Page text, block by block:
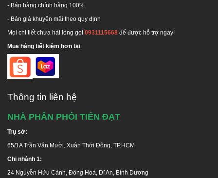
Hotline tư vấn:
- Bán hàng chính hãng 100%
- Bán giá khuyến mãi theo quy định
Mọi chi tiết chưa hài lòng gọi 0931115668 để được hỗ trợ ngay!
Mua hàng tiết kiệm hơn tại
Thông tin liên hệ
NHÀ PHÂN PHỐI TIẾN ĐẠT
Trụ sở:
65/1A Trần Văn Mười, Xuân Thới Đông, TP.HCM
Chi nhánh 1:
24 Nguyễn Hữu Cảnh, Đông Hoà, Dĩ An, Bình Dương